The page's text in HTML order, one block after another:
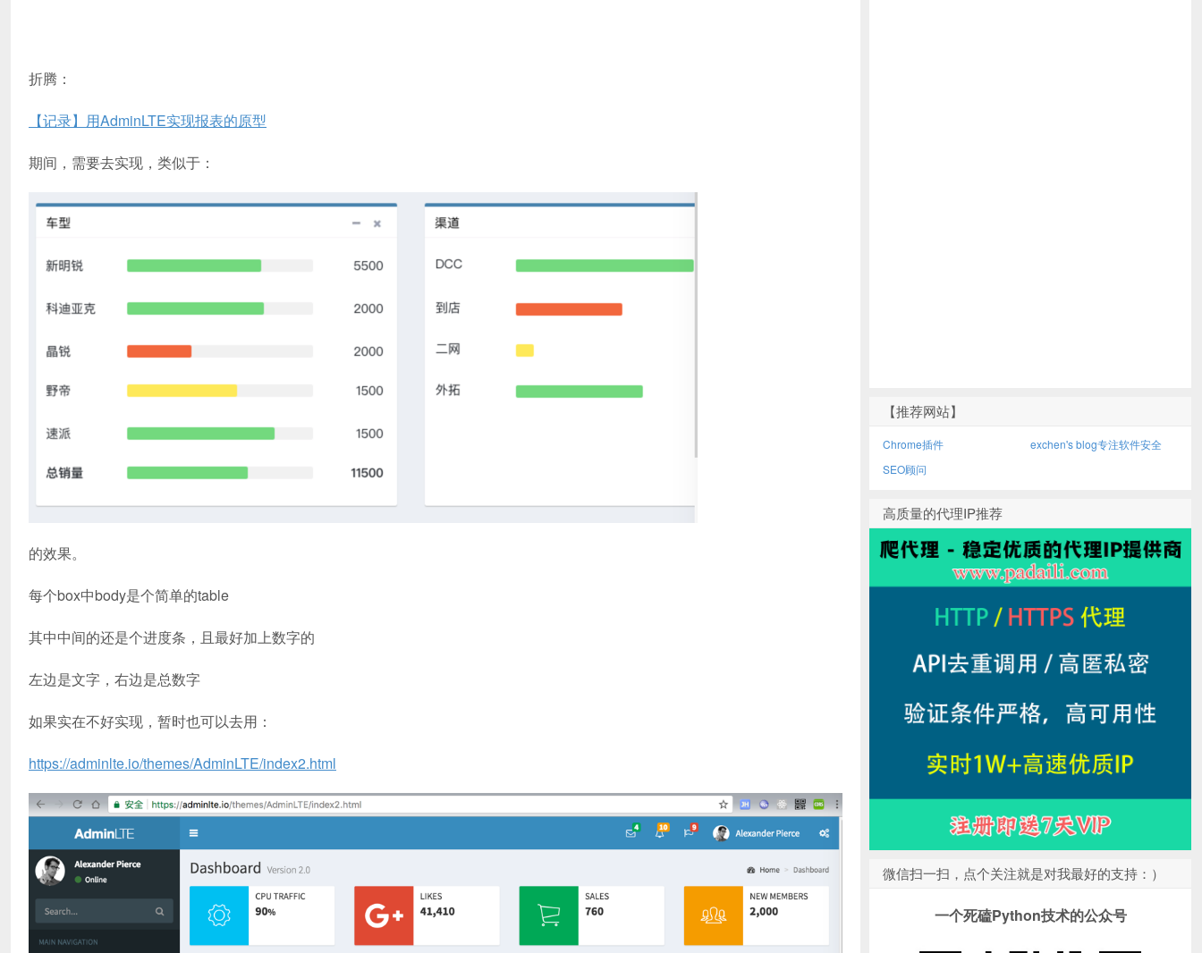
折腾：
【记录】用AdminLTE实现报表的原型
期间，需要去实现，类似于：
的效果。
每个box中body是个简单的table
其中中间的还是个进度条，且最好加上数字的
左边是文字，右边是总数字
如果实在不好实现，暂时也可以去用：
https://adminlte.io/themes/AdminLTE/index2.html
【推荐网站】
Chrome插件
exchen's blog专注软件安全
SEO顾问
高质量的代理IP推荐
微信扫一扫，点个关注就是对我最好的支持：）
一个死磕Python技术的公众号